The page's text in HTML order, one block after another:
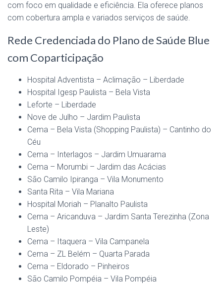
com foco em qualidade e eficiência. Ela oferece planos
com cobertura ampla e variados serviços de saúde.
Rede Credenciada do Plano de Saúde Blue
com Coparticipação
Hospital Adventista – Aclimação – Liberdade
Hospital Igesp Paulista – Bela Vista
Leforte – Liberdade
Nove de Julho – Jardim Paulista
Cema – Bela Vista (Shopping Paulista) – Cantinho do
Céu
Cema – Interlagos – Jardim Umuarama
Cema – Morumbi – Jardim das Acácias
São Camilo Ipiranga – Vila Monumento
Santa Rita – Vila Mariana
Hospital Moriah – Planalto Paulista
Cema – Aricanduva – Jardim Santa Terezinha (Zona
Leste)
Cema – Itaquera – Vila Campanela
Cema – ZL Belém – Quarta Parada
Cema – Eldorado – Pinheiros
São Camilo Pompéia – Vila Pompéia